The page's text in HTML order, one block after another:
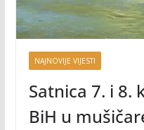
NAJNOVIJE VIJESTI
Satnica 7. i 8.
BiH u